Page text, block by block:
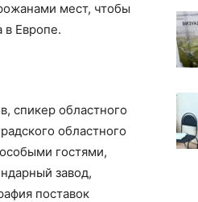
мест, чтобы
в Европе.
спикер областного
областного
гостями,
завод,
поставок